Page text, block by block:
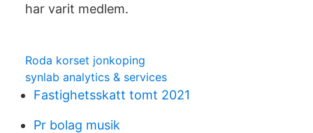
har varit medlem.
Roda korset jonkoping
synlab analytics & services
Fastighetsskatt tomt 2021
Pr bolag musik